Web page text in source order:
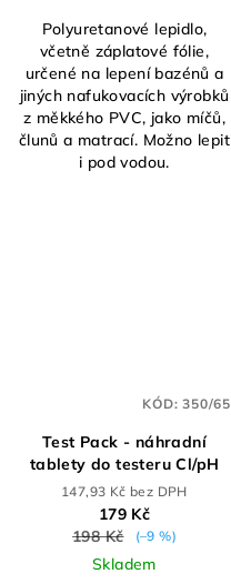
Polyuretanové lepidlo,
včetně záplatové fólie,
určené na lepení bazénů a
jiných nafukovacích výrobků
z měkkého PVC, jako míčů,
člunů a matrací. Možno lepit
i pod vodou.
Test Pack - náhradní
tablety do testeru Cl/pH
147,93 Kč bez DPH
179 Kč
198 Kč
(–9 %)
Skladem
KÓD:350/65